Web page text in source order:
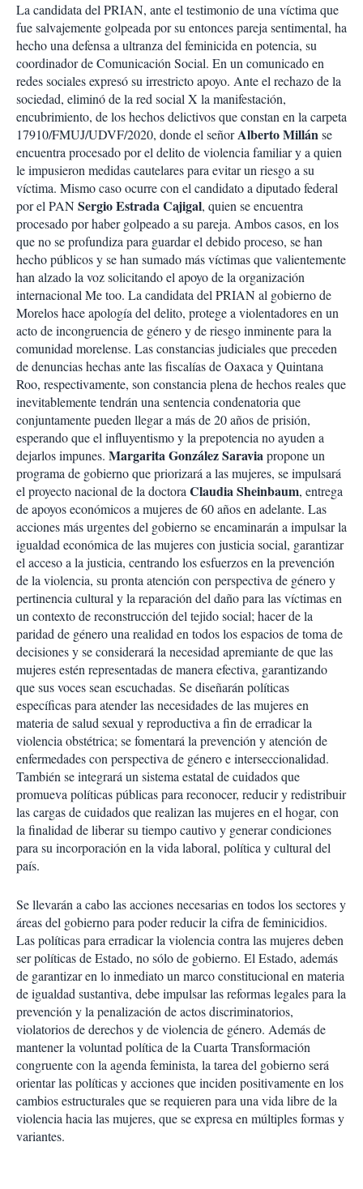
La candidata del PRIAN, ante el testimonio de una víctima que
fue salvajemente golpeada por su entonces pareja sentimental, ha
hecho una defensa a ultranza del feminicida en potencia, su
coordinador de Comunicación Social. En un comunicado en
redes sociales expresó su irrestricto apoyo. Ante el rechazo de la
sociedad, eliminó de la red social X la manifestación,
encubrimiento, de los hechos delictivos que constan en la carpeta
17910/FMUJ/UDVF/2020, donde el señorAlberto Millánse
encuentra procesado por el delito de violencia familiar y a quien
le impusieron medidas cautelares para evitar un riesgo a su
víctima. Mismo caso ocurre con el candidato a diputado federal
por el PANSergio Estrada Cajigal, quien se encuentra
procesado por haber golpeado a su pareja. Ambos casos, en los
que no se profundiza para guardar el debido proceso, se han
hecho públicos y se han sumado más víctimas que valientemente
han alzado la voz solicitando el apoyo de la organización
internacional Me too. La candidata del PRIAN al gobierno de
Morelos hace apología del delito, protege a violentadores en un
acto de incongruencia de género y de riesgo inminente para la
comunidad morelense. Las constancias judiciales que preceden
de denuncias hechas ante las fiscalías de Oaxaca y Quintana
Roo, respectivamente, son constancia plena de hechos reales que
inevitablemente tendrán una sentencia condenatoria que
conjuntamente pueden llegar a más de 20 años de prisión,
esperando que el influyentismo y la prepotencia no ayuden a
dejarlos impunes. Margarita González Saraviapropone un
programa de gobierno que priorizará a las mujeres, se impulsará
el proyecto nacional de la doctora Claudia Sheinbaum, entrega
de apoyos económicos a mujeres de 60 años en adelante. Las
acciones más urgentes del gobierno se encaminarán a impulsar la
igualdad económica de las mujeres con justicia social, garantizar
el acceso a la justicia, centrando los esfuerzos en la prevención
de la violencia, su pronta atención con perspectiva de género y
pertinencia cultural y la reparación del daño para las víctimas en
un contexto de reconstrucción del tejido social; hacer de la
paridad de género una realidad en todos los espacios de toma de
decisiones y se considerará la necesidad apremiante de que las
mujeres estén representadas de manera efectiva, garantizando
que sus voces sean escuchadas. Se diseñarán políticas
específicas para atender las necesidades de las mujeres en
materia de salud sexual y reproductiva a fin de erradicar la
violencia obstétrica; se fomentará la prevención y atención de
enfermedades con perspectiva de género e interseccionalidad.
También se integrará un sistema estatal de cuidados que
promueva políticas públicas para reconocer, reducir y redistribuir
las cargas de cuidados que realizan las mujeres en el hogar, con
la finalidad de liberar su tiempo cautivo y generar condiciones
para su incorporación en la vida laboral, política y cultural del
país.
Se llevarán a cabo las acciones necesarias en todos los sectores y
áreas del gobierno para poder reducir la cifra de feminicidios.
Las políticas para erradicar la violencia contra las mujeres deben
ser políticas de Estado, no sólo de gobierno. El Estado, además
de garantizar en lo inmediato un marco constitucional en materia
de igualdad sustantiva, debe impulsar las reformas legales para la
prevención y la penalización de actos discriminatorios,
violatorios de derechos y de violencia de género. Además de
mantener la voluntad política de la Cuarta Transformación
congruente con la agenda feminista, la tarea del gobierno será
orientar las políticas y acciones que inciden positivamente en los
cambios estructurales que se requieren para una vida libre de la
violencia hacia las mujeres, que se expresa en múltiples formas y
variantes.